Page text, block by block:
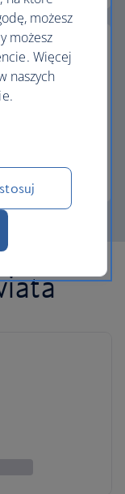
Avios.
możesz
możesz
Więcej
naszych